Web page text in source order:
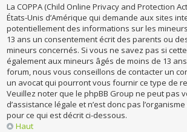
La COPPA (Child Online Privacy and Protection
États-Unis d’Amérique qui demande aux sites
potentiellement des informations sur les
13 ans un consentement écrit des parents ou
mineurs concernés. Si vous ne savez pas si
également aux mineurs âgés de moins de 13
forum, nous vous conseillons de contacter un
un avocat qui pourront vous fournir ce type de
Veuillez noter que le phpBB Group ne peut pas
d’assistance légale et n’est donc pas
pour ce qui est décrit ci-dessous.
Haut